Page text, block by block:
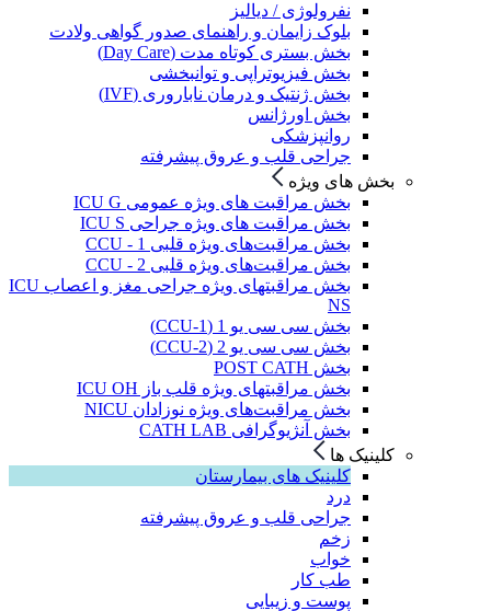
نفرولوژی / دیالیز
بلوک زایمان و راهنمای صدور گواهی ولادت
بخش بستری کوتاه مدت (Day Care)
بخش فیزیوتراپی و توانبخشی
بخش ژنتیک و درمان ناباروری (IVF)
بخش اورژانس
روانپزشکی
جراحی قلب و عروق پیشرفته
بخش های ویژه
بخش مراقبت های ویژه عمومی ICU G
بخش مراقبت های ویژه جراحی ICU S
بخش مراقبت‌های ویژه قلبی CCU - 1
بخش مراقبت‌های ویژه قلبی CCU - 2
بخش مراقبتهای ویژه جراحی مغز و اعصاب ICU
NS
بخش سی سی یو 1 (CCU-1)
بخش سی سی یو 2 (CCU-2)
بخش POST CATH
بخش مراقبتهای ویژه قلب باز ICU OH
بخش مراقبت‌های ویژه نوزادان NICU
بخش آنژیوگرافی CATH LAB
کلینیک ها
کلینیک های بیمارستان
درد
جراحی قلب و عروق پیشرفته
زخم
خواب
طب کار
پوست و زیبایی